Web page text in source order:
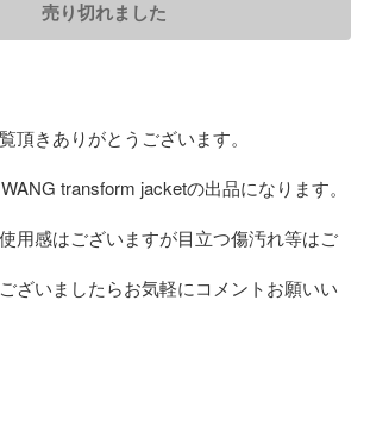
売り切れました
頂きありがとうございます。
transform jacketの出品になります。
用感はございますが目立つ傷汚れ等はご
ざいましたらお気軽にコメントお願いい